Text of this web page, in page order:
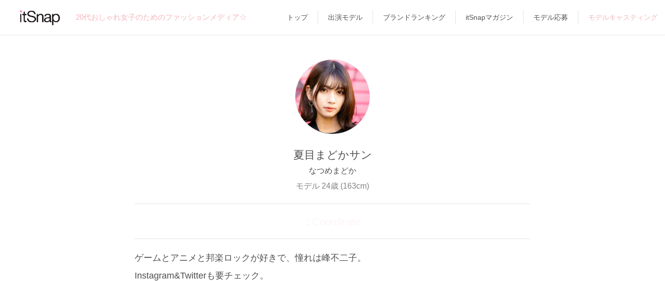
20代おしゃれ女子のためのファッションメディア☆ トップ 出演モデル ブランドランキング itSnapマガジン モデル応募 モデルキャスティング
夏目まどかサン
なつめまどか
モデル 24歳 (163cm)
1 Coordinate
ゲームとアニメと邦楽ロックが好きで、憧れは峰不二子。
Instagram&Twitterも要チェック。